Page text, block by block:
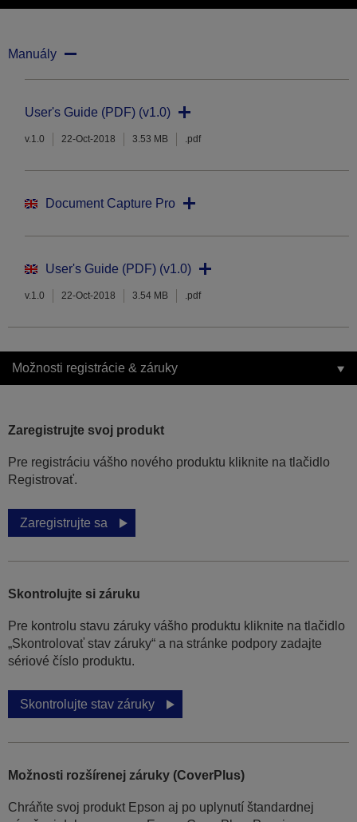
Manuály
User's Guide (PDF) (v1.0)
v.1.0 22-Oct-2018 3.53 MB .pdf
Document Capture Pro
User's Guide (PDF) (v1.0)
v.1.0 22-Oct-2018 3.54 MB .pdf
Možnosti registrácie & záruky
Zaregistrujte svoj produkt
Pre registráciu vášho nového produktu kliknite na tlačidlo
Registrovať.
Zaregistrujte sa
Skontrolujte si záruku
Pre kontrolu stavu záruky vášho produktu kliknite na tlačidlo
„Skontrolovať stav záruky“ a na stránke podpory zadajte
sériové číslo produktu.
Skontrolujte stav záruky
Možnosti rozšírenej záruky (CoverPlus)
Chráňte svoj produkt Epson aj po uplynutí štandardnej